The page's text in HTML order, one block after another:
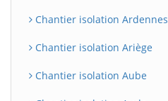
Chantier isolation Ardennes
Chantier isolation Ariège
Chantier isolation Aube